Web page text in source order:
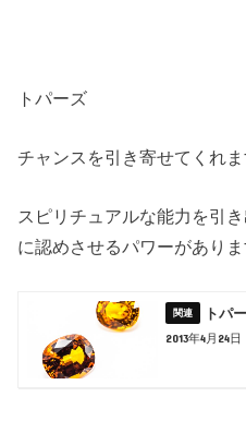
トパーズ
チャンスを引き寄せてくれま
スピリチュアルな能力を引
に認めさせるパワーがありま
トパ
2013年4月24日